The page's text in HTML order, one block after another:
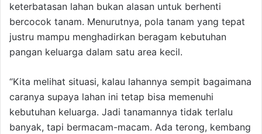
keterbatasan lahan bukan alasan untuk berhenti
bercocok tanam. Menurutnya, pola tanam yang tepat
justru mampu menghadirkan beragam kebutuhan
pangan keluarga dalam satu area kecil.
“Kita melihat situasi, kalau lahannya sempit bagaimana
caranya supaya lahan ini tetap bisa memenuhi
kebutuhan keluarga. Jadi tanamannya tidak terlalu
banyak, tapi bermacam-macam. Ada terong, kembang